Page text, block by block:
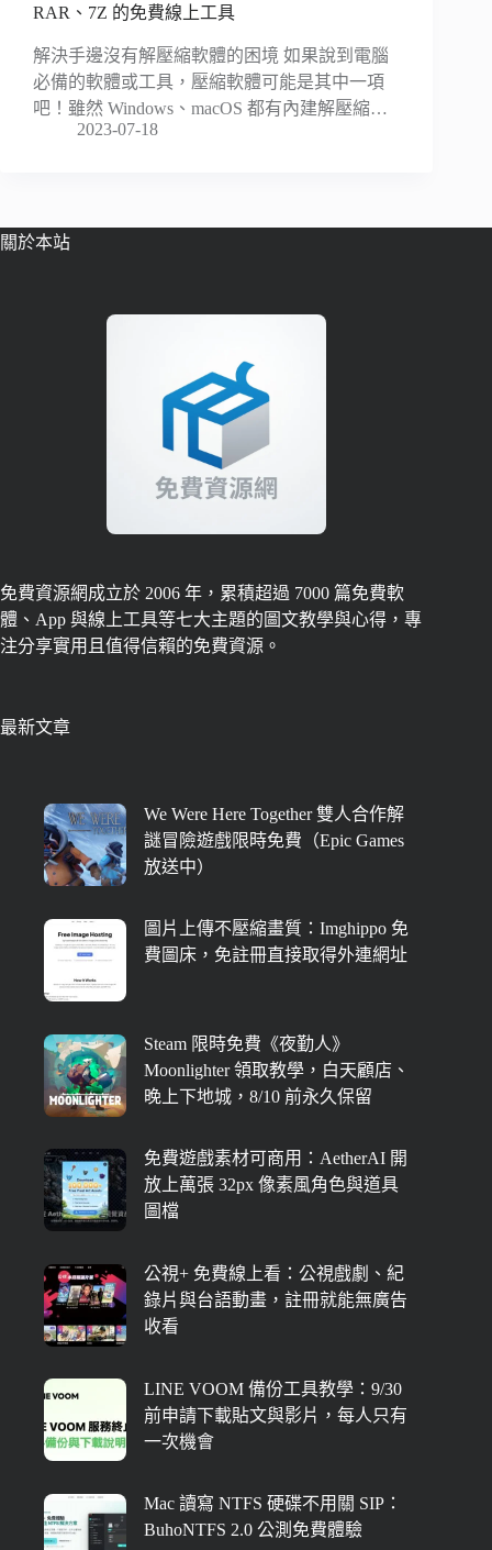
RAR、7Z 的免費線上工具
解決手邊沒有解壓縮軟體的困境 如果說到電腦
必備的軟體或工具，壓縮軟體可能是其中一項
吧！雖然 Windows、macOS 都有內建解壓縮…
2023-07-18
關於本站
免費資源網成立於 2006 年，累積超過 7000 篇免費軟
體、App 與線上工具等七大主題的圖文教學與心得，專
注分享實用且值得信賴的免費資源。
最新文章
We Were Here Together 雙人合作解
謎冒險遊戲限時免費（Epic Games
放送中）
圖片上傳不壓縮畫質：Imghippo 免
費圖床，免註冊直接取得外連網址
Steam 限時免費《夜勤人》
Moonlighter 領取教學，白天顧店、
晚上下地城，8/10 前永久保留
免費遊戲素材可商用：AetherAI 開
放上萬張 32px 像素風角色與道具
圖檔
公視+ 免費線上看：公視戲劇、紀
錄片與台語動畫，註冊就能無廣告
收看
LINE VOOM 備份工具教學：9/30
前申請下載貼文與影片，每人只有
一次機會
Mac 讀寫 NTFS 硬碟不用關 SIP：
BuhoNTFS 2.0 公測免費體驗